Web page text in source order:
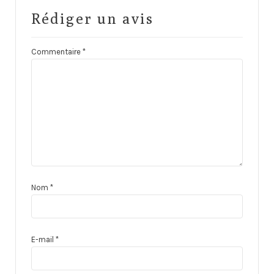
Rédiger un avis
Commentaire *
Nom *
E-mail *